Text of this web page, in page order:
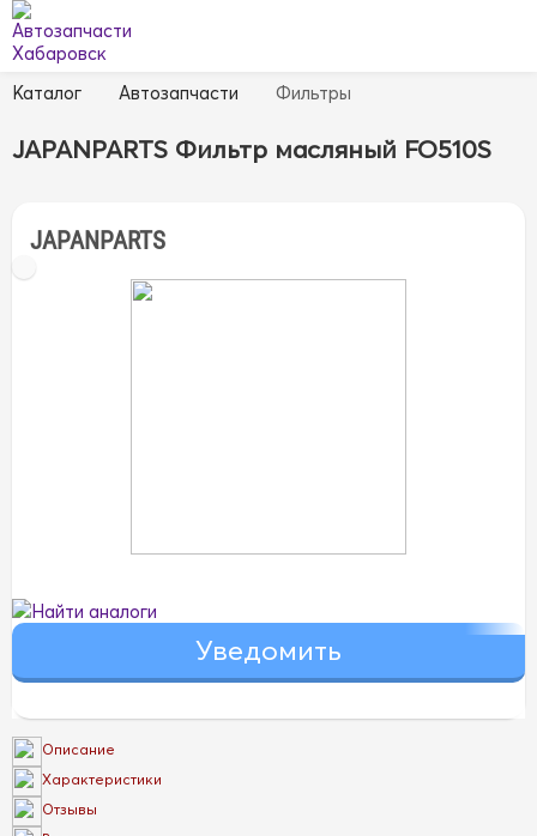
Каталог Автозапчасти Фильтры
JAPANPARTS Фильтр масляный FO510S
JAPANPARTS
Найти аналоги
Описание
Характеристики
Отзывы